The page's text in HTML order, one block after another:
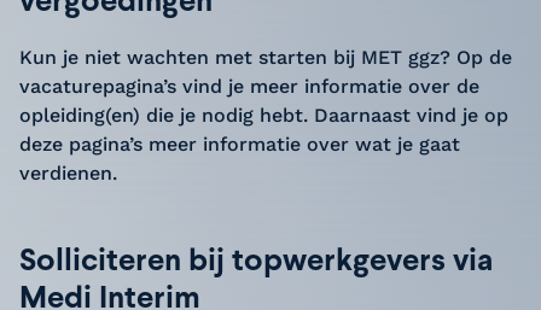
Kun je niet wachten met starten bij MET ggz? Op de
vacaturepagina’s vind je meer informatie over de
opleiding(en) die je nodig hebt. Daarnaast vind je op
deze pagina’s meer informatie over wat je gaat
verdienen.
Solliciteren bij topwerkgevers via
Medi Interim